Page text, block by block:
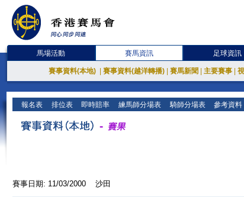
馬場活動 賽馬資訊 足球資訊
賽事資料(本地) 賽事資料(越洋轉播) 賽馬新聞 主要賽事
報名表 排位表 即時賠率 練馬師分場表 騎師分場表 參考資料
賽事日期: 11/03/2000 沙田